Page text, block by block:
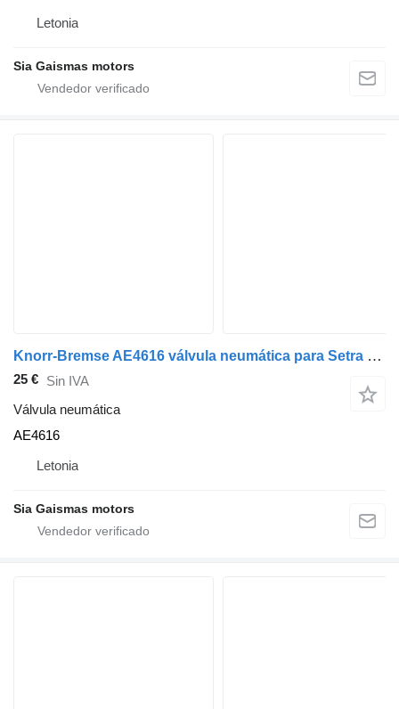
Letonia
Sia Gaismas motors
Knorr-Bremse AE4616 válvula neumática para Setra autobús
25 € Sin IVA
Válvula neumática
AE4616
Letonia
Sia Gaismas motors